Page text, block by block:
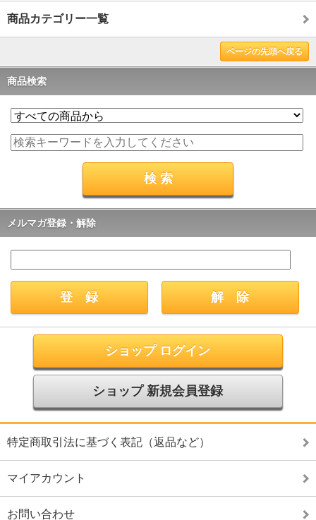
商品カテゴリー一覧
ページの先頭へ戻る
商品検索
メルマガ登録・解除
ショップ ログイン
ショップ 新規会員登録
特定商取引法に基づく表記（返品など）
マイアカウント
お問い合わせ